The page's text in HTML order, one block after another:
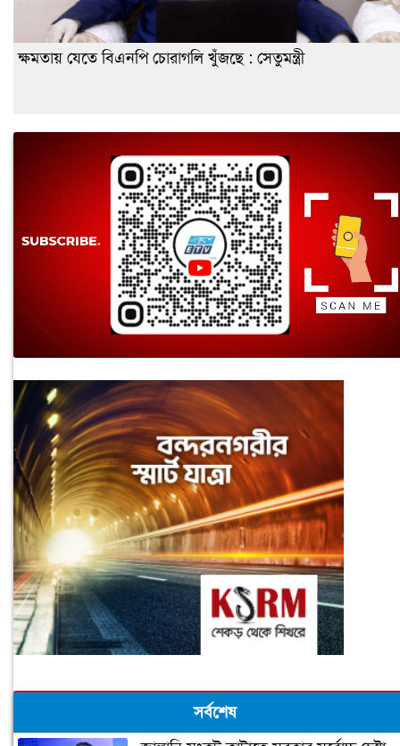
ক্ষমতায় যেতে বিএনপি চোরাগলি খুঁজছে : সেতুমন্ত্রী
সর্বশেষ